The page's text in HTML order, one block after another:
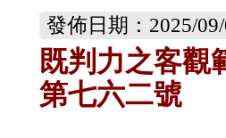
發佈日期：2025/
既判力之客觀
第七六二號